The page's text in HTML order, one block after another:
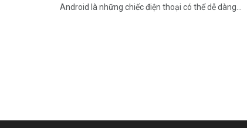
Android là những chiếc điện thoại có thể dễ dàng...